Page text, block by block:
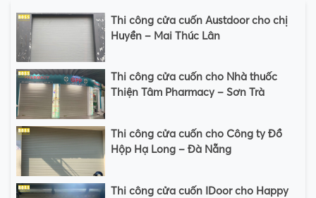
Thi công cửa cuốn Austdoor cho chị
Huyền – Mai Thúc Lân
Thi công cửa cuốn cho Nhà thuốc
Thiện Tâm Pharmacy – Sơn Trà
Thi công cửa cuốn cho Công ty Đồ
Hộp Hạ Long – Đà Nẵng
Thi công cửa cuốn IDoor cho Happy